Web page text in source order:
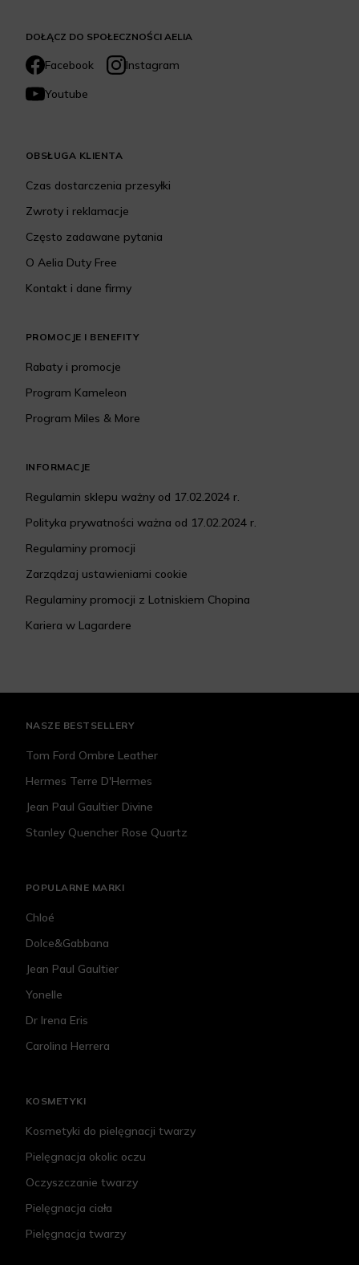
DOŁĄCZ DO SPOŁECZNOŚCI AELIA
Facebook
Instagram
Youtube
OBSŁUGA KLIENTA
Czas dostarczenia przesyłki
Zwroty i reklamacje
Często zadawane pytania
O Aelia Duty Free
Kontakt i dane firmy
PROMOCJE I BENEFITY
Rabaty i promocje
Program Kameleon
Program Miles & More
INFORMACJE
Regulamin sklepu ważny od 17.02.2024 r.
Polityka prywatności ważna od 17.02.2024 r.
Regulaminy promocji
Zarządzaj ustawieniami cookie
Regulaminy promocji z Lotniskiem Chopina
Kariera w Lagardere
NASZE BESTSELLERY
Tom Ford Ombre Leather
Hermes Terre D'Hermes
Jean Paul Gaultier Divine
Stanley Quencher Rose Quartz
POPULARNE MARKI
Chloé
Dolce&Gabbana
Jean Paul Gaultier
Yonelle
Dr Irena Eris
Carolina Herrera
KOSMETYKI
Kosmetyki do pielęgnacji twarzy
Pielęgnacja okolic oczu
Oczyszczanie twarzy
Pielęgnacja ciała
Pielęgnacja twarzy